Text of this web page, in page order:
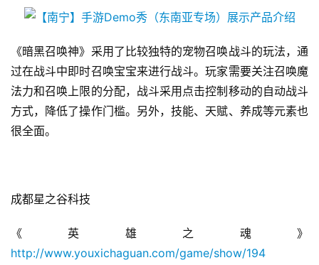
《暗黑召唤神》采用了比较独特的宠物召唤战斗的玩法，通
过在战斗中即时召唤宝宝来进行战斗。玩家需要关注召唤魔
法力和召唤上限的分配，战斗采用点击控制移动的自动战斗
方式，降低了操作门槛。另外，技能、天赋、养成等元素也
很全面。
成都星之谷科技
《英雄之魂》
http://www.youxichaguan.com/game/show/194